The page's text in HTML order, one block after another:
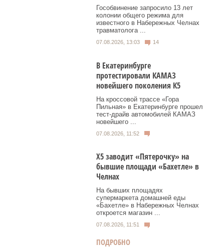
Гособвинение запросило 13 лет
колонии общего режима для
известного в Набережных Челнах
травматолога ...
07.08.2026, 13:03 14
В Екатеринбурге
протестировали КАМАЗ
новейшего поколения К5
На кроссовой трассе «Гора
Пильная» в Екатеринбурге прошел
тест-драйв автомобилей КАМАЗ
новейшего ...
07.08.2026, 11:52
Х5 заводит «Пятерочку» на
бывшие площади «Бахетле» в
Челнах
На бывших площадях
супермаркета домашней еды
«Бахетле» в Набережных Челнах
откроется магазин ...
07.08.2026, 11:51
ПОДРОБНО